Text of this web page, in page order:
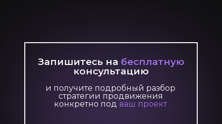
Запишитесь на бесплатную
консультацию
и получите подробный разбор
стратегии продвижения
конкретно под ваш проект